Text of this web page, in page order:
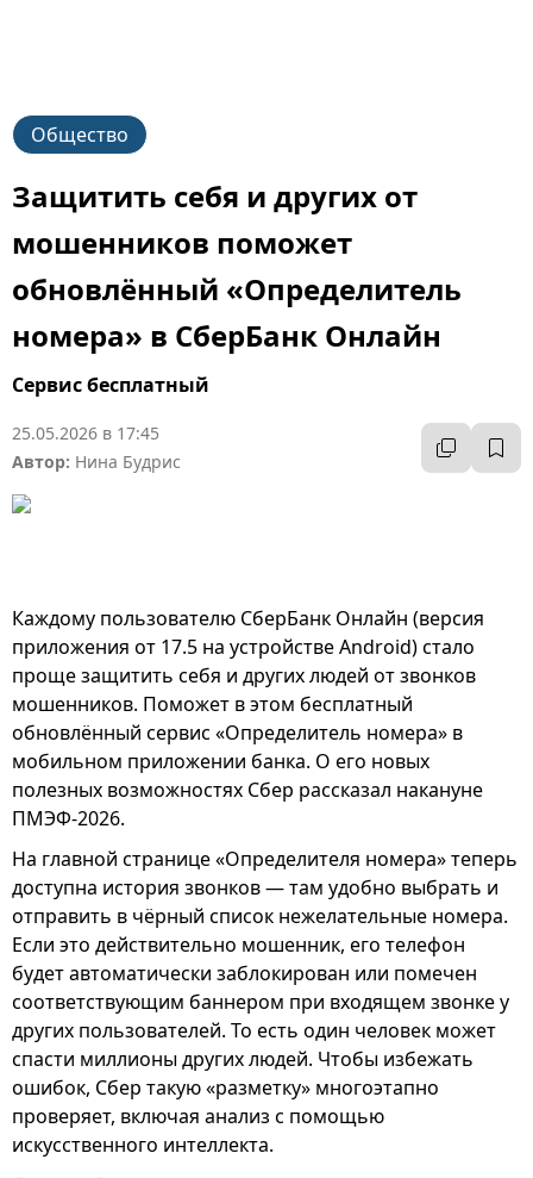
Общество
Защитить себя и других от
мошенников поможет
обновлённый «Определитель
номера» в СберБанк Онлайн
Сервис бесплатный
25.05.2026 в 17:45
Автор: Нина Будрис
Каждому пользователю СберБанк Онлайн (версия
приложения от 17.5 на устройстве Android) стало
проще защитить себя и других людей от звонков
мошенников. Поможет в этом бесплатный
обновлённый сервис «Определитель номера» в
мобильном приложении банка. О его новых
полезных возможностях Сбер рассказал накануне
ПМЭФ-2026.
На главной странице «Определителя номера» теперь
доступна история звонков ― там удобно выбрать и
отправить в чёрный список нежелательные номера.
Если это действительно мошенник, его телефон
будет автоматически заблокирован или помечен
соответствующим баннером при входящем звонке у
других пользователей. То есть один человек может
спасти миллионы других людей. Чтобы избежать
ошибок, Сбер такую «разметку» многоэтапно
проверяет, включая анализ с помощью
искусственного интеллекта.